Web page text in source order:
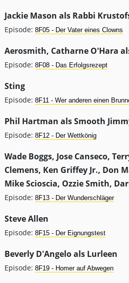
Jackie Mason als Rabbi
Episode: 8F05 - Der Vater eines Clowns
Aerosmith, Catharne O'Hara
Episode: 8F08 - Das Erfolgsrezept
Sting
Episode: 8F11 - Wer anderen einen
Phil Hartman als Smooth
Episode: 8F12 - Der Wettkönig
Wade Boggs, Jose Canseco,
Clemens, Ken Griffey Jr., Don
Mike Scioscia, Ozzie Smith,
Episode: 8F13 - Der Wunderschläger
Steve Allen
Episode: 8F15 - Der Eignungstest
Beverly D'Angelo als Lurleen
Episode: 8F19 - Homer auf Abwegen